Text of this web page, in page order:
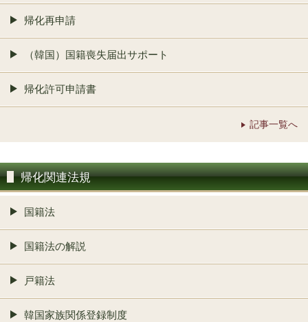
帰化再申請
（韓国）国籍喪失届出サポート
帰化許可申請書
記事一覧へ
帰化関連法規
国籍法
国籍法の解説
戸籍法
韓国家族関係登録制度